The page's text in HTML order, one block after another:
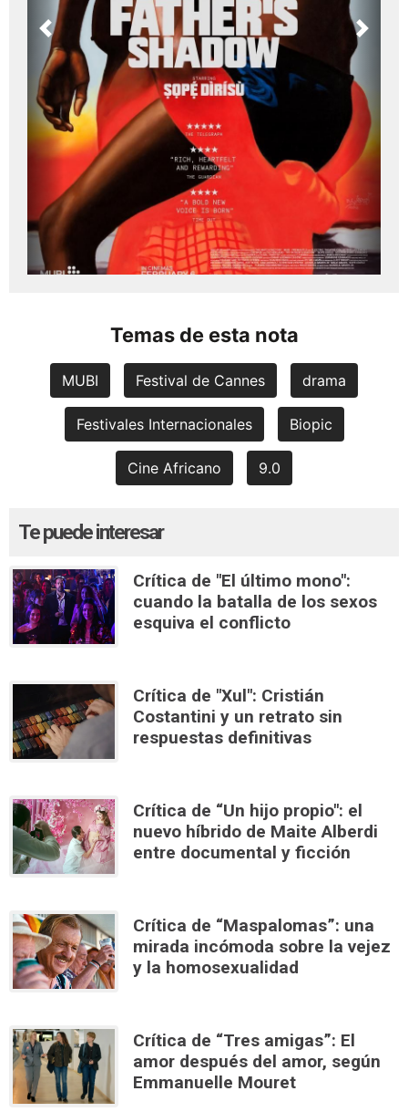
Previous Next
Temas de esta nota
MUBI Festival de Cannes drama
Festivales Internacionales Biopic
Cine Africano 9.0
Te puede interesar
Crítica de "El último mono":
cuando la batalla de los sexos
esquiva el conflicto
Crítica de "Xul": Cristián
Costantini y un retrato sin
respuestas definitivas
Crítica de “Un hijo propio": el
nuevo híbrido de Maite Alberdi
entre documental y ficción
Crítica de “Maspalomas”: una
mirada incómoda sobre la vejez
y la homosexualidad
Crítica de “Tres amigas”: El
amor después del amor, según
Emmanuelle Mouret